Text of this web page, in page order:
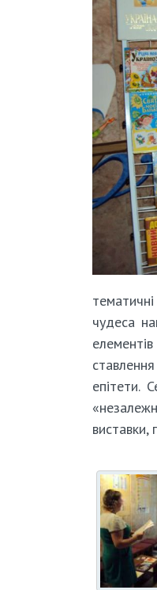
чудеса
епітети.
виставки,